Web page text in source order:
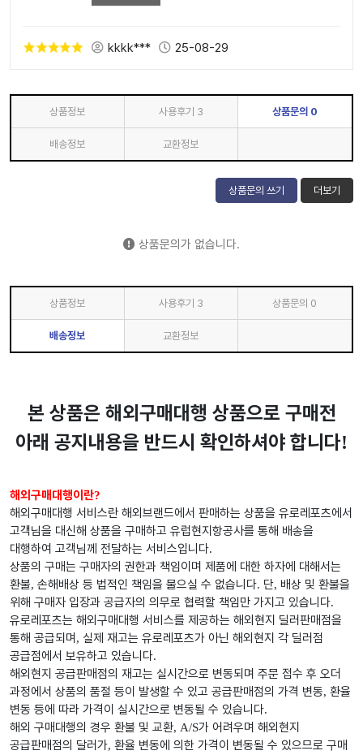
kkkk*** 25-08-29
상품정보 사용후기 3 상품문의 0
배송정보 교환정보
상품문의 쓰기 더보기
상품문의가 없습니다.
상품정보 사용후기 3 상품문의 0
배송정보 교환정보
본 상품은 해외구매대행 상품으로 구매전
아래 공지내용을 반드시 확인하셔야 합니다!
해외구매대행이란?
해외구매대행 서비스란 해외브랜드에서 판매하는 상품을 유로레포츠에서
고객님을 대신해 상품을 구매하고 유럽현지항공사를 통해 배송을
대행하여 고객님께 전달하는 서비스입니다.
상품의 구매는 구매자의 권한과 책임이며 제품에 대한 하자에 대해서는
환불, 손해배상 등 법적인 책임을 물으실 수 없습니다. 단, 배상 및 환불을
위해 구매자 입장과 공급자의 의무로 협력할 책임만 가지고 있습니다.
유로레포츠는 해외구매대행 서비스를 제공하는 해외현지 딜러판매점을
통해 공급되며 , 실제 재고는 유로레포츠가 아닌 해외현지 각 딜러점
공급점에서 보유하고 있습니다.
해외현지 공급판매점의 재고는 실시간으로 변동되며 주문 접수 후 오더
과정에서 상품의 품절 등이 발생할 수 있고 공급판매점의 가격 변동, 환율
변동 등에 따라 가격이 실시간으로 변동될 수 있습니다.
해외 구매대행의 경우 환불 및 교환, A/S가 어려우며 해외현지
공급판매점의 달러가, 환율 변동에 의한 가격이 변동될 수 있으므로 구매